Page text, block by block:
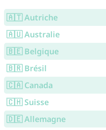
🇦🇹 Autriche
🇦🇺 Australie
🇧🇪 Belgique
🇧🇷 Brésil
🇨🇦 Canada
🇨🇭 Suisse
🇩🇪 Allemagne